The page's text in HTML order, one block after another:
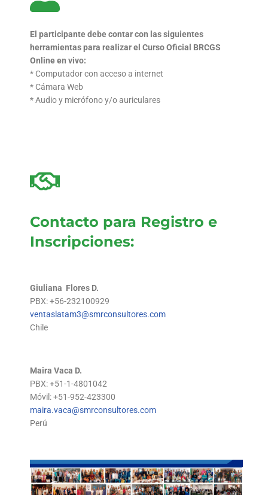
El participante debe contar con las siguientes
herramientaspara realizar el Curso Oficial BRCGS
Online en vivo:
* Computador con acceso a internet
* Cámara Web
* Audio y micrófono y/o auriculares
Contacto para Registro e
Inscripciones:
Giuliana Flores D.
PBX: +56-232100929
ventaslatam3@smrconsultores.com
Chile
Maira Vaca D.
PBX: +51-1-4801042
Móvil: +51-952-423300
maira.vaca@smrconsultores.com
Perú